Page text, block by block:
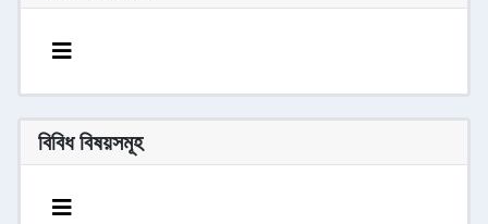
বিবিধ বিষয়সমূহ